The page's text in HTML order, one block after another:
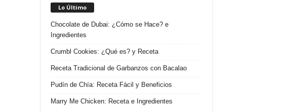
Lo Último
Chocolate de Dubai: ¿Cómo se Hace? e
Ingredientes
Crumbl Cookies: ¿Qué es? y Receta
Receta Tradicional de Garbanzos con Bacalao
Pudín de Chía: Receta Fácil y Beneficios
Marry Me Chicken: Receta e Ingredientes